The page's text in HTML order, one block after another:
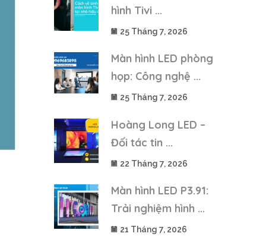
hình Tivi ...
25 Tháng 7, 2026
Màn hình LED phòng
họp: Công nghệ ...
25 Tháng 7, 2026
Hoàng Long LED –
Đối tác tin ...
22 Tháng 7, 2026
Màn hình LED P3.91:
Trải nghiệm hình ...
21 Tháng 7, 2026